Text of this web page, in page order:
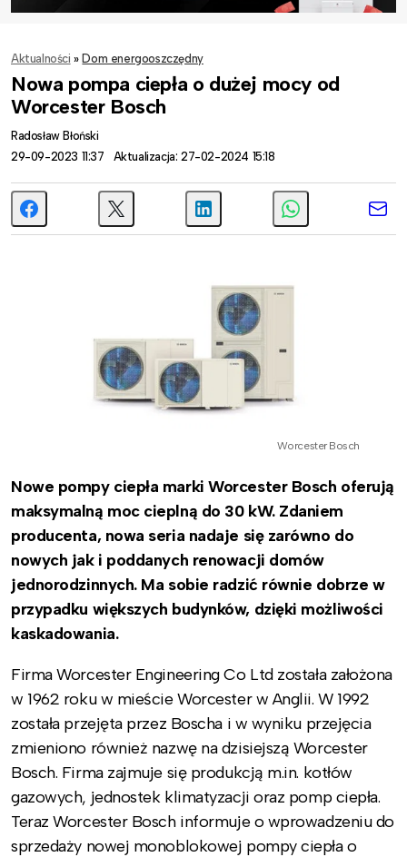
Aktualności » Dom energooszczędny
Nowa pompa ciepła o dużej mocy od
Worcester Bosch
Radosław Błoński
29-09-2023 11:37
Aktualizacja: 27-02-2024 15:18
Worcester Bosch
Nowe pompy ciepła marki Worcester Bosch oferują
maksymalną moc cieplną do 30 kW. Zdaniem
producenta, nowa seria nadaje się zarówno do
nowych jak i poddanych renowacji domów
jednorodzinnych. Ma sobie radzić równie dobrze w
przypadku większych budynków, dzięki możliwości
kaskadowania.
Firma Worcester Engineering Co Ltd została założona
w 1962 roku w mieście Worcester w Anglii. W 1992
została przejęta przez Boscha i w wyniku przejęcia
zmieniono również nazwę na dzisiejszą Worcester
Bosch. Firma zajmuje się produkcją m.in. kotłów
gazowych, jednostek klimatyzacji oraz pomp ciepła.
Teraz Worcester Bosch informuje o wprowadzeniu do
sprzedaży nowej monoblokowej pompy ciepła o